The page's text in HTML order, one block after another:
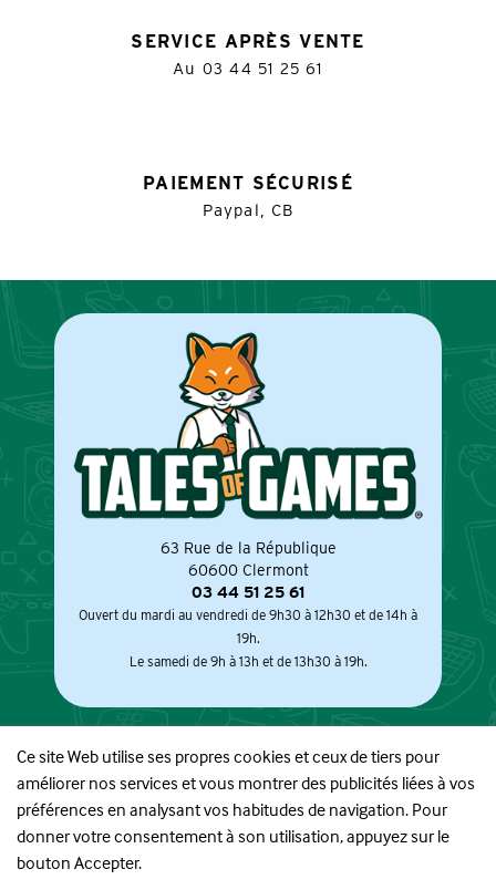
SERVICE APRÈS VENTE
Au 03 44 51 25 61
PAIEMENT SÉCURISÉ
Paypal, CB
63 Rue de la République
60600 Clermont
03 44 51 25 61
Ouvert du mardi au vendredi de 9h30 à 12h30 et de 14h à
19h.
Le samedi de 9h à 13h et de 13h30 à 19h.
À PROPOS
BOUTIQUE
Ce site Web utilise ses propres cookies et ceux de tiers pour
améliorer nos services et vous montrer des publicités liées à vos
préférences en analysant vos habitudes de navigation. Pour
donner votre consentement à son utilisation, appuyez sur le
bouton Accepter.